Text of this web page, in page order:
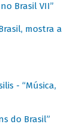
Brasil VII”
mostra a
- “Música,
do Brasil”